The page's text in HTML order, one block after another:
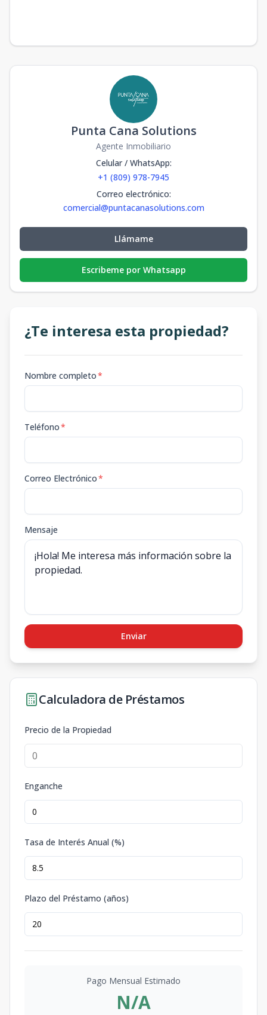
Punta Cana Solutions
Agente Inmobiliario
Celular / WhatsApp:
+1 (809) 978-7945
Correo electrónico:
comercial@puntacanasolutions.com
Llámame
Escribeme por Whatsapp
¿Te interesa esta propiedad?
Nombre completo*
Teléfono*
Correo Electrónico*
Mensaje
Enviar
Calculadora de Préstamos
Precio de la Propiedad
Enganche
Tasa de Interés Anual (%)
Plazo del Préstamo (años)
Pago Mensual Estimado
N/A